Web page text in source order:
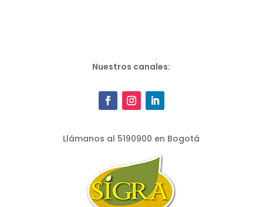
Nuestros canales:
Llámanos al 5190900 en Bogotá